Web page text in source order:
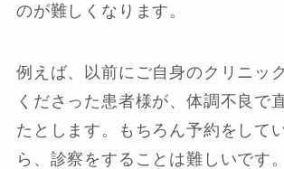
のが難しくなります。
例えば、以前にご自身のクリニッ
くださった患者様が、体調不良で
たとします。もちろん予約をして
ら、診察をすることは難しいです。